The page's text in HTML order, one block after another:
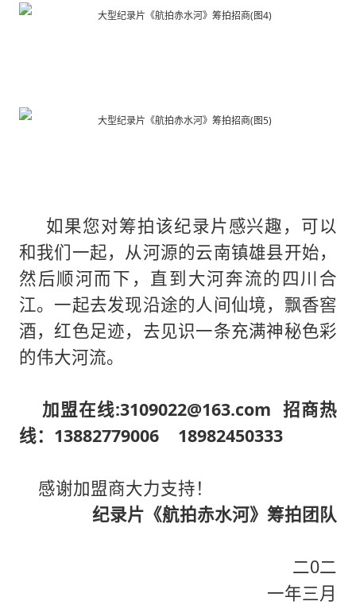
如果您对筹拍该纪录片感兴趣，可以
和我们一起，从河源的云南镇雄县开始，
然后顺河而下，直到大河奔流的四川合
江。一起去发现沿途的人间仙境，飘香窖
酒，红色足迹，去见识一条充满神秘色彩
的伟大河流。
加盟在线:3109022@163.com 招商热
线：13882779006 18982450333
感谢加盟商大力支持！
纪录片《航拍赤水河》筹拍团队
二0二
一年三月